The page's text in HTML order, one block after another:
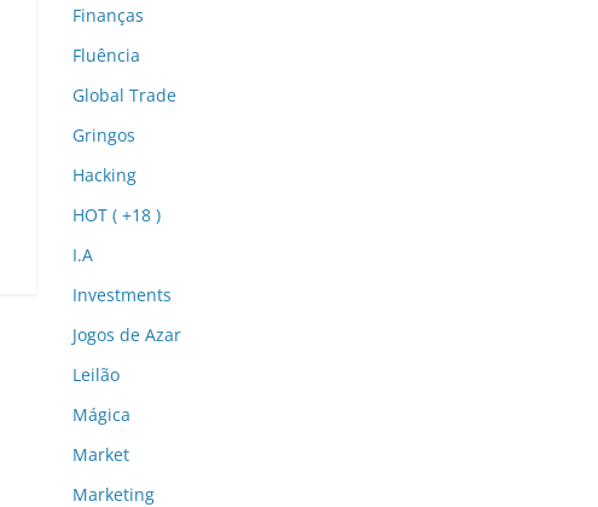
Finanças
Fluência
Global Trade
Gringos
Hacking
HOT ( +18 )
I.A
Investments
Jogos de Azar
Leilão
Mágica
Market
Marketing